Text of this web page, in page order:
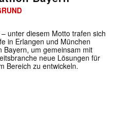
unter diesem Motto trafen sich
in Erlangen und München
Bayern, um gemeinsam mit
neue Lösungen für
Bereich zu entwickeln.